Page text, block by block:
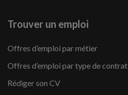
Trouver un emploi
Offres d’emploi par métier
Offres d’emploi par type de contrat
Rédiger son CV